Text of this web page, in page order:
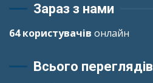
Зараз з нами
64 користувачів онлайн
Всього переглядів